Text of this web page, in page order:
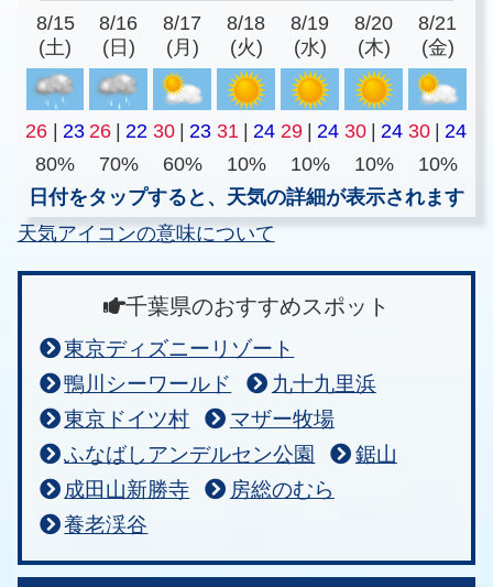
8/15
(土)
8/16
(日)
8/17
(月)
8/18
(火)
8/19
(水)
8/20
(木)
8/21
(金)
26 | 23 26 | 22 30 | 23 31 | 24 29 | 24 30 | 24 30 | 24
80%
70% 60% 10% 10% 10%
10%
日付をタップすると、天気の詳細が表示されます
天気アイコンの意味について
千葉県のおすすめスポット
東京ディズニーリゾート
鴨川シーワールド
九十九里浜
東京ドイツ村
マザー牧場
ふなばしアンデルセン公園
鋸山
成田山新勝寺
房総のむら
養老渓谷